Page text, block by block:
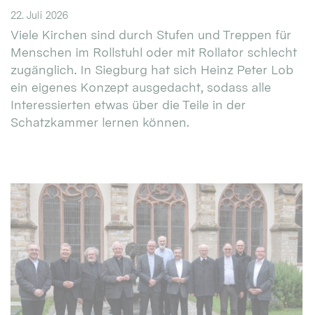
22. Juli 2026
Viele Kirchen sind durch Stufen und Treppen für
Menschen im Rollstuhl oder mit Rollator schlecht
zugänglich. In Siegburg hat sich Heinz Peter Lob
ein eigenes Konzept ausgedacht, sodass alle
Interessierten etwas über die Teile in der
Schatzkammer lernen können.